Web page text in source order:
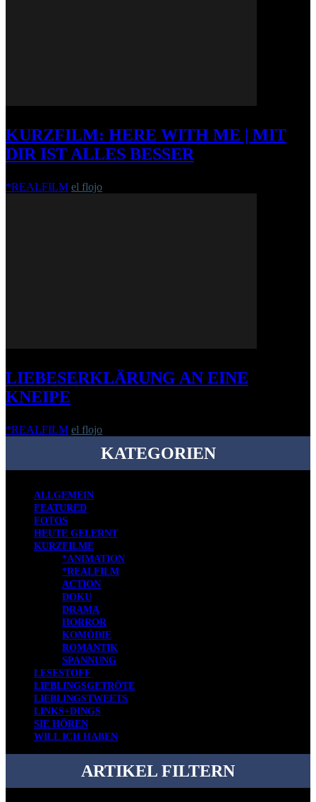
KURZFILM: HERE WITH ME | MIT
DIR IST ALLES BESSER
*REALFILM el flojo
LIEBESERKLÄRUNG AN EINE
KNEIPE
*REALFILM el flojo
KATEGORIEN
ALLGEMEIN
FEATURED
FOTOS
HEUTE GELERNT
KURZFILME
*ANIMATION
*REALFILM
ACTION
DOKU
DRAMA
HORROR
KOMÖDIE
ROMANTIK
SPANNUNG
LESESTOFF
LIEBLINGSGETRÖTE
LIEBLINGSTWEETS
LINKS+DINGS
SIE HÖREN
WILL ICH HABEN
ARTIKEL FILTERN